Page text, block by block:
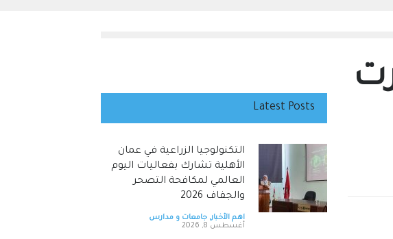
Latest Posts
التكنولوجيا الزراعية في عمان
الأهلية تشارك بفعاليات اليوم
العالمي لمكافحة التصحر
والجفاف 2026
اهم الأخبار, جامعات و مدارس
أغسطس 8, 2026